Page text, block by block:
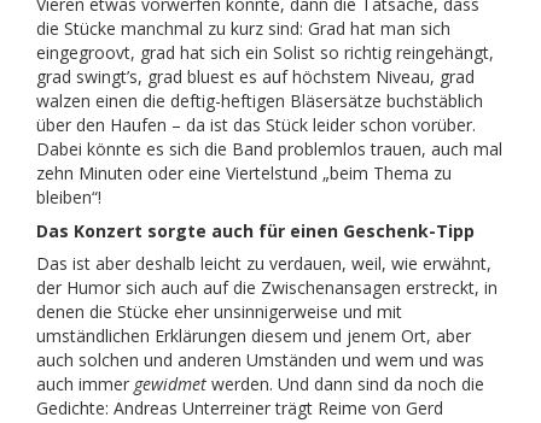
die Stücke manchmal zu kurz sind: Grad hat man sich
eingegroovt, grad hat sich ein Solist so richtig reingehängt,
grad swingt’s, grad bluest es auf höchstem Niveau, grad
walzen einen die deftig-heftigen Bläsersätze buchstäblich
über den Haufen – da ist das Stück leider schon vorüber.
Dabei könnte es sich die Band problemlos trauen, auch mal
zehn Minuten oder eine Viertelstund „beim Thema zu
bleiben“!
Das Konzert sorgte auch für einen Geschenk-Tipp
Das ist aber deshalb leicht zu verdauen, weil, wie erwähnt,
der Humor sich auch auf die Zwischenansagen erstreckt, in
denen die Stücke eher unsinnigerweise und mit
umständlichen Erklärungen diesem und jenem Ort, aber
auch solchen und anderen Umständen und wem und was
auch immer gewidmet werden. Und dann sind da noch die
Gedichte: Andreas Unterreiner trägt Reime von Gerd